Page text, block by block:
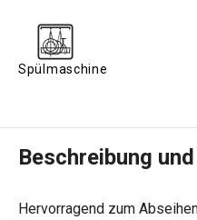
Spülmaschine
Beschreibung
Hervorragend zum